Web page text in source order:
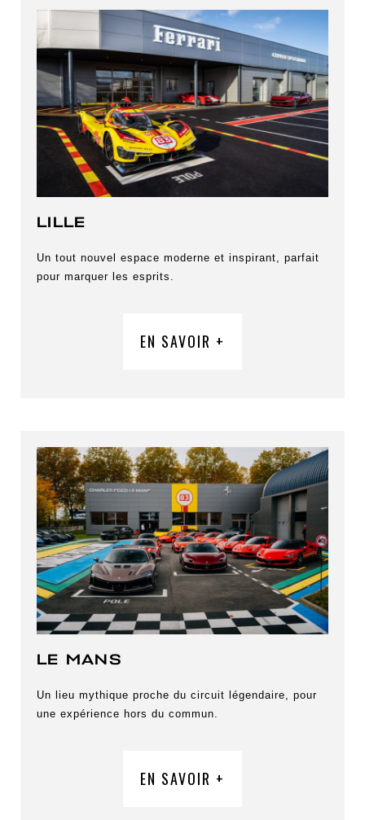
LILLE
Un tout nouvel espace moderne et inspirant, parfait
pour marquer les esprits.
EN SAVOIR +
LE MANS
Un lieu mythique proche du circuit légendaire, pour
une expérience hors du commun.
EN SAVOIR +